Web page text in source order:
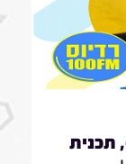
חותמים שבוע ברדיוס 100FM, תכנית